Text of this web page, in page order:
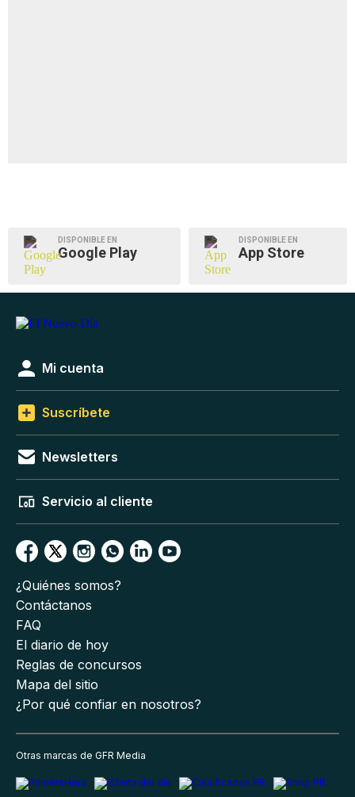
DISPONIBLE EN
Google Play
DISPONIBLE EN
App Store
Mi cuenta
Suscríbete
Newsletters
Servicio al cliente
¿Quiénes somos?
Contáctanos
FAQ
El diario de hoy
Reglas de concursos
Mapa del sitio
¿Por qué confiar en nosotros?
Otras marcas de GFR Media